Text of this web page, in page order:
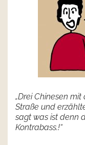
„Drei Chinesen
Straße und
sagt was ist denn
Kontrabass.!“